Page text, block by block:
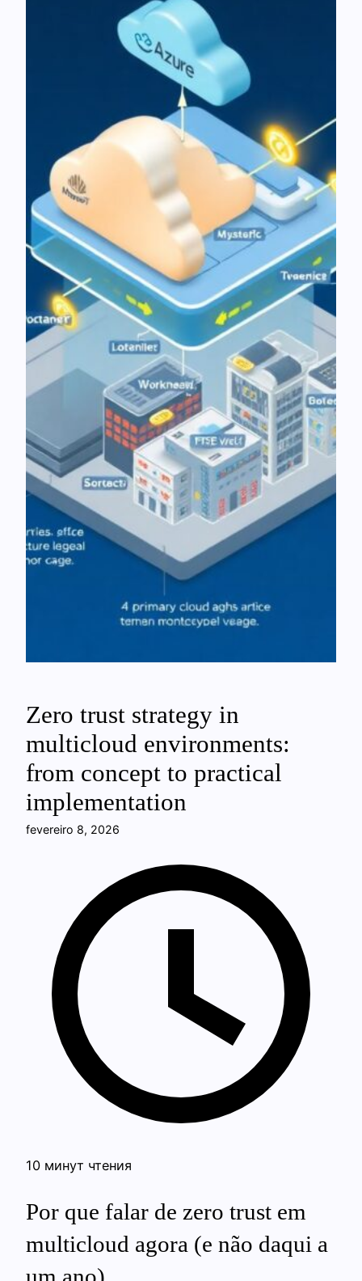
Zero trust strategy in
multicloud environments:
from concept to practical
implementation
fevereiro 8, 2026
10 минут чтения
Por que falar de zero trust em
multicloud agora (e não daqui a